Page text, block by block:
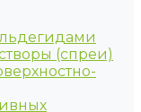
(спреи)